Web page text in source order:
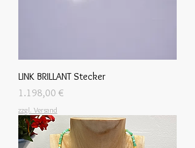
LINK BRILLANT Stecker
Preis
1.198,00 €
zzgl. Versand